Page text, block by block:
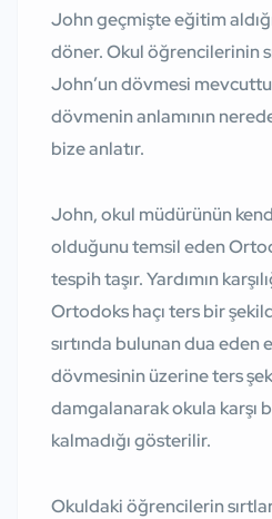
John geçmişte eğitim
döner. Okul öğrencilerinin
John’un dövmesi
dövmenin anlamının
bize anlatır.
John, okul müdürünün
olduğunu temsil eden
tespih taşır. Yardımın
Ortodoks haçı ters bir
sırtında bulunan dua eden
dövmesinin üzerine ters
damgalanarak okula karşı
kalmadığı gösterilir.
Okuldaki öğrencilerin